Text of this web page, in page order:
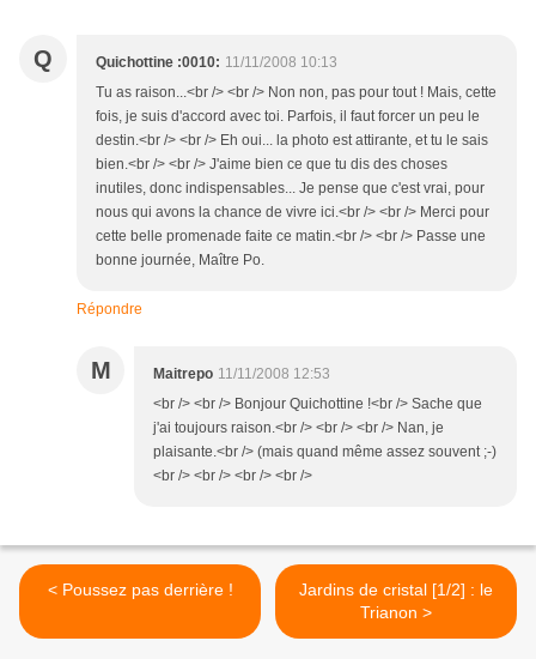
Q Quichottine :0010: 11/11/2008 10:13
Tu as raison...<br /> <br /> Non non, pas pour tout ! Mais, cette
fois, je suis d'accord avec toi. Parfois, il faut forcer un peu le
destin.<br /> <br /> Eh oui... la photo est attirante, et tu le sais
bien.<br /> <br /> J'aime bien ce que tu dis des choses
inutiles, donc indispensables... Je pense que c'est vrai, pour
nous qui avons la chance de vivre ici.<br /> <br /> Merci pour
cette belle promenade faite ce matin.<br /> <br /> Passe une
bonne journée, Maître Po.
Répondre
M Maitrepo 11/11/2008 12:53
<br /> <br /> Bonjour Quichottine !<br /> Sache que
j'ai toujours raison.<br /> <br /> <br /> Nan, je
plaisante.<br /> (mais quand même assez souvent ;-)
<br /> <br /> <br /> <br />
< Poussez pas derrière !
Jardins de cristal [1/2] : le
Trianon >